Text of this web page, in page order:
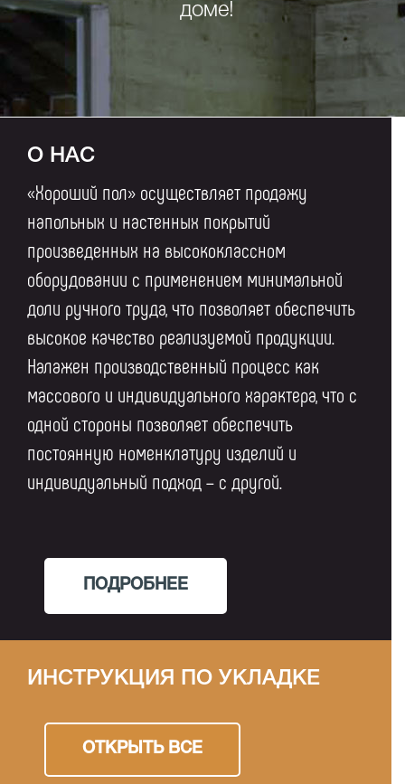
доме!
О НАС
«Хороший пол» осуществляет продажу
напольных и настенных покрытий
произведенных на высококлассном
оборудовании с применением минимальной
доли ручного труда, что позволяет обеспечить
высокое качество реализуемой продукции.
Налажен производственный процесс как
массового и индивидуального характера, что с
одной стороны позволяет обеспечить
постоянную номенклатуру изделий и
индивидуальный подход – с другой.
ПОДРОБНЕЕ
ИНСТРУКЦИЯ ПО УКЛАДКЕ
ОТКРЫТЬ ВСЕ